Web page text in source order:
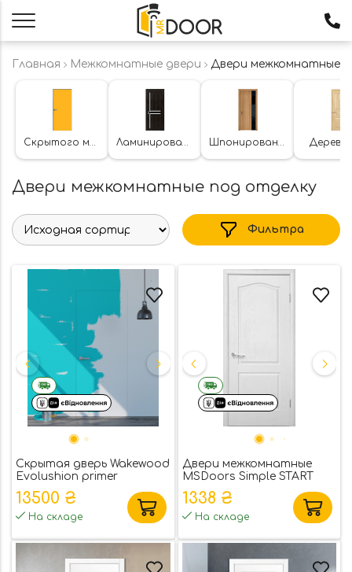
Главная Межкомнатные двери Двери межкомнатные
Скрытого монтажа Ламинированные Шпонированные
Двери межкомнатные под отделку
Фильтра
Скрытая дверь Wakewood
Evolushion primer
13500 ₴
На складе
Двери межкомнатные
MSDoors Simple START
1338 ₴
На складе